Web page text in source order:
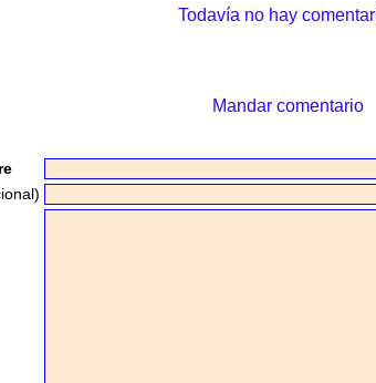
Todavía no hay
Mandar comentario